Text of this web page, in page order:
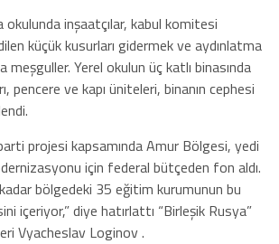
inşaatçılar, kabul komitesi
küçük kusurları gidermek ve aydınlatma
Yerel okulun üç katlı binasında
pencere ve kapı üniteleri, binanın cephesi
projesi kapsamında Amur Bölgesi, yedi
için federal bütçeden fon aldı.
bölgedeki 35 eğitim kurumunun bu
içeriyor,” diye hatırlattı “Birleşik Rusya”
Vyacheslav Loginov .